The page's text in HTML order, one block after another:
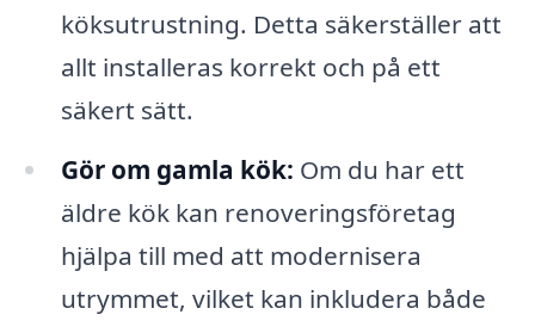
köksutrustning. Detta säkerställer att
allt installeras korrekt och på ett
säkert sätt.
Gör om gamla kök: Om du har ett
äldre kök kan renoveringsföretag
hjälpa till med att modernisera
utrymmet, vilket kan inkludera både